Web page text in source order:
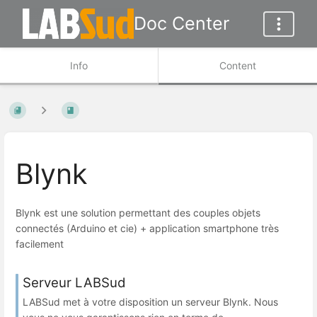
Doc Center
Info Content
Blynk
Blynk est une solution permettant des couples objets
connectés (Arduino et cie) + application smartphone très
facilement
Serveur LABSud
LABSud met à votre disposition un serveur Blynk. Nous